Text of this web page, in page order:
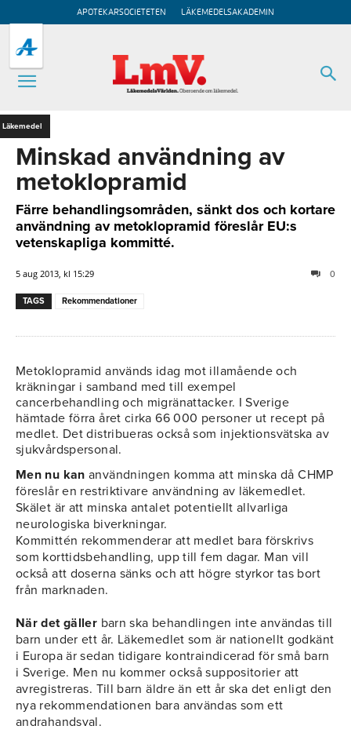
APOTEKARSOCIETETEN LÄKEMEDELSAKADEMIN
Läkemedel
Minskad användning av
metoklopramid
Färre behandlingsområden, sänkt dos och kortare
användning av metoklopramid föreslår EU:s
vetenskapliga kommitté.
5 aug 2013, kl 15:29 0
TAGS Rekommendationer
Metoklopramid används idag mot illamående och
kräkningar i samband med till exempel
cancerbehandling och migränattacker. I Sverige
hämtade förra året cirka 66 000 personer ut recept på
medlet. Det distribueras också som injektionsvätska av
sjukvårdspersonal.
Men nu kan användningen komma att minska då CHMP
föreslår en restriktivare användning av läkemedlet.
Skälet är att minska antalet potentiellt allvarliga
neurologiska biverkningar.
Kommittén rekommenderar att medlet bara förskrivs
som korttidsbehandling, upp till fem dagar. Man vill
också att doserna sänks och att högre styrkor tas bort
från marknaden.
När det gäller barn ska behandlingen inte användas till
barn under ett år. Läkemedlet som är nationellt godkänt
i Europa är sedan tidigare kontraindicerad för små barn
i Sverige. Men nu kommer också suppositorier att
avregistreras. Till barn äldre än ett år ska det enligt den
nya rekommendationen bara användas som ett
andrahandsval.